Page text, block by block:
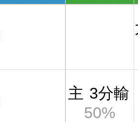
主 3分輸
50%